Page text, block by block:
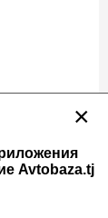
×
Avtobaza.tj
карор
хаяд